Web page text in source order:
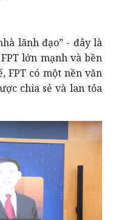
lãnh đạo” - đây là
lớn mạnh và bền
FPT có một nền văn
chia sẻ và lan tỏa